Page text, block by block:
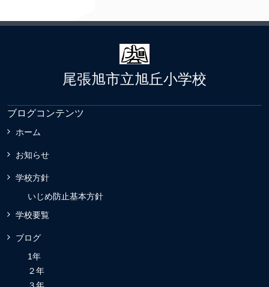
尾張旭市立旭丘小学校
ブログコンテンツ
ホーム
お知らせ
学校方針
いじめ防止基本方針
学校要覧
ブログ
1年
２年
３年